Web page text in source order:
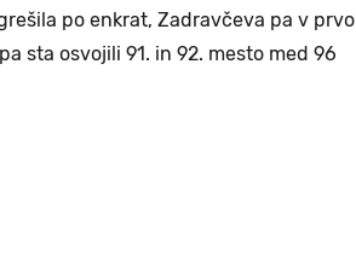
po enkrat, Zadravčeva pa v prvo
sta osvojili 91. in 92. mesto med 96